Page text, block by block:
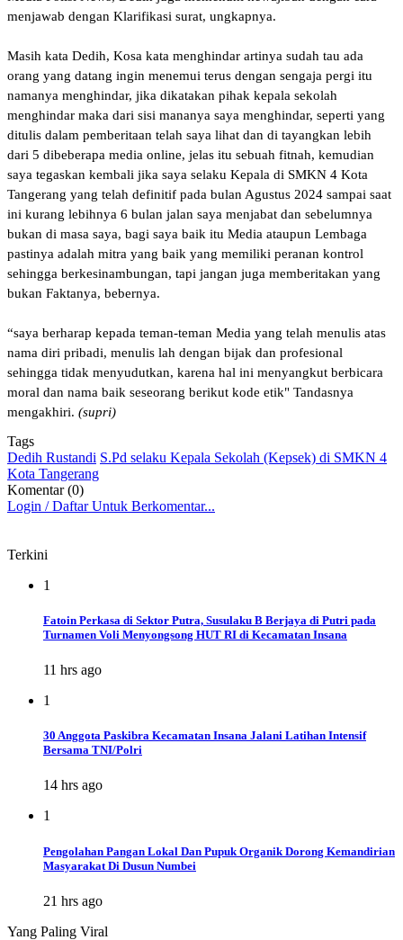
menjawab dengan Klarifikasi surat, ungkapnya.
Masih kata Dedih, Kosa kata menghindar artinya sudah tau ada
orang yang datang ingin menemui terus dengan sengaja pergi itu
namanya menghindar, jika dikatakan pihak kepala sekolah
menghindar maka dari sisi mananya saya menghindar, seperti yang
ditulis dalam pemberitaan telah saya lihat dan di tayangkan lebih
dari 5 dibeberapa media online, jelas itu sebuah fitnah, kemudian
saya tegaskan kembali jika saya selaku Kepala di SMKN 4 Kota
Tangerang yang telah definitif pada bulan Agustus 2024 sampai saat
ini kurang lebihnya 6 bulan jalan saya menjabat dan sebelumnya
bukan di masa saya, bagi saya baik itu Media ataupun Lembaga
pastinya adalah mitra yang baik yang memiliki peranan kontrol
sehingga berkesinambungan, tapi jangan juga memberitakan yang
bukan Faktanya, bebernya.
“saya berharap kepada teman-teman Media yang telah menulis atas
nama diri pribadi, menulis lah dengan bijak dan profesional
sehingga tidak menyudutkan, karena hal ini menyangkut berbicara
moral dan nama baik seseorang berikut kode etik" Tandasnya
mengakhiri. (supri)
Tags
Dedih Rustandi S.Pd selaku Kepala Sekolah (Kepsek) di SMKN 4
Kota Tangerang
Komentar (0)
Login / Daftar Untuk Berkomentar...
Terkini
1
Fatoin Perkasa di Sektor Putra, Susulaku B Berjaya di Putri pada
Turnamen Voli Menyongsong HUT RI di Kecamatan Insana
11 hrs ago
1
30 Anggota Paskibra Kecamatan Insana Jalani Latihan Intensif
Bersama TNI/Polri
14 hrs ago
1
Pengolahan Pangan Lokal Dan Pupuk Organik Dorong Kemandirian
Masyarakat Di Dusun Numbei
21 hrs ago
Yang Paling Viral